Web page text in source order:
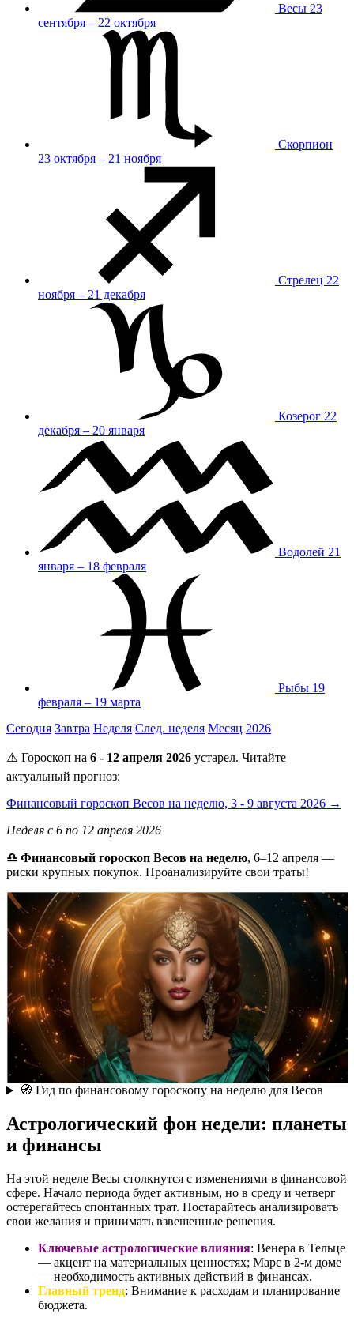
Весы 23
сентября – 22 октября
Скорпион
23 октября – 21 ноября
Стрелец 22
ноября – 21 декабря
Козерог 22
декабря – 20 января
Водолей 21
января – 18 февраля
Рыбы 19
февраля – 19 марта
Сегодня Завтра Неделя След. неделя Месяц 2026
⚠️ Гороскоп на 6 - 12 апреля 2026 устарел. Читайте
актуальный прогноз:
Финансовый гороскоп Весов на неделю, 3 - 9 августа 2026 →
Неделя с 6 по 12 апреля 2026
♎ Финансовый гороскоп Весов на неделю, 6–12 апреля —
риски крупных покупок. Проанализируйте свои траты!
🧭 Гид по финансовому гороскопу на неделю для Весов
Астрологический фон недели: планеты
и финансы
На этой неделе Весы столкнутся с изменениями в финансовой
сфере. Начало периода будет активным, но в среду и четверг
остерегайтесь спонтанных трат. Постарайтесь анализировать
свои желания и принимать взвешенные решения.
Ключевые астрологические влияния: Венера в Тельце
— акцент на материальных ценностях; Марс в 2-м доме
— необходимость активных действий в финансах.
Главный тренд: Внимание к расходам и планирование
бюджета.